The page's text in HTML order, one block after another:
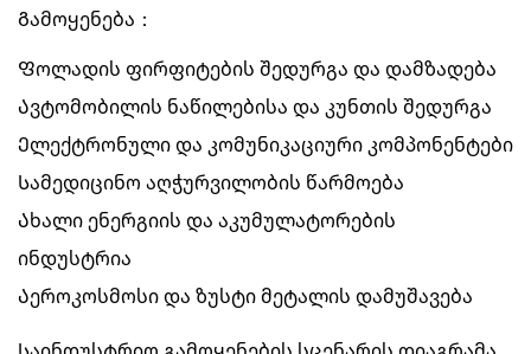
Გამოყენება：
Ფოლადის ფირფიტების შედურგა და დამზადება
Ავტომობილის ნაწილებისა და კუნთის შედურგა
Ელექტრონული და კომუნიკაციური კომპონენტები
Სამედიცინო აღჭურვილობის წარმოება
Ახალი ენერგიის და აკუმულატორების
ინდუსტრია
Აეროკოსმოსი და ზუსტი მეტალის დამუშავება